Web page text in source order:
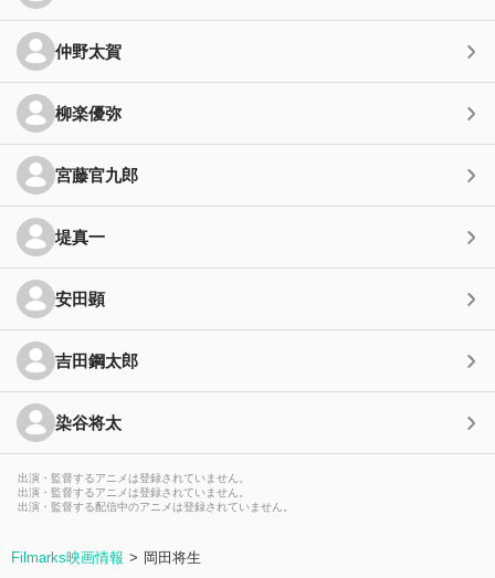
仲野太賀
柳楽優弥
宮藤官九郎
堤真一
安田顕
吉田鋼太郎
染谷将太
出演・監督するアニメは登録されていません。
出演・監督するアニメは登録されていません。
出演・監督する配信中のアニメは登録されていません。
Filmarks映画情報 岡田将生